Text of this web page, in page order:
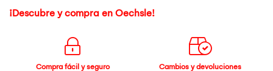
¡Descubre y compra en Oechsle!
Compra fácil y seguro
Cambios y devoluciones